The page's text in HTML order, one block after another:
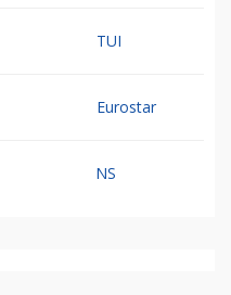
TUI
Eurostar
NS